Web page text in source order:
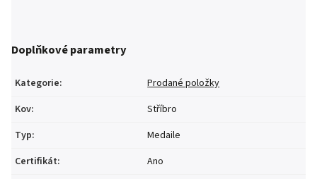
Doplňkové parametry
Kategorie:
Prodané položky
Kov:
Stříbro
Typ:
Medaile
Certifikát:
Ano